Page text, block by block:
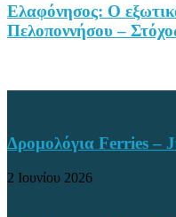
Ελαφόνησος: Ο
Πελοποννήσου –
Δρομολόγια Ferries –
2 Ιουνίου 2026